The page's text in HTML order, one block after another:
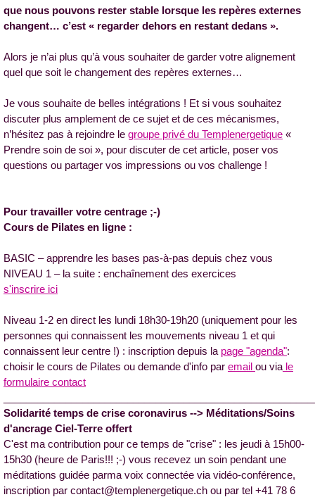
que nous pouvons rester stable lorsque les repères externes
changent… c’est « regarder dehors en restant dedans ».
Alors je n’ai plus qu’à vous souhaiter de garder votre alignement
quel que soit le changement des repères externes…
Je vous souhaite de belles intégrations ! Et si vous souhaitez
discuter plus amplement de ce sujet et de ces mécanismes,
n’hésitez pas à rejoindre le groupe privé du Templenergetique «
Prendre soin de soi », pour discuter de cet article, poser vos
questions ou partager vos impressions ou vos challenge !
Pour travailler votre centrage ;-)
Cours de Pilates en ligne :
BASIC – apprendre les bases pas-à-pas depuis chez vous
NIVEAU 1 – la suite : enchaînement des exercices
s'inscrire ici
Niveau 1-2 en direct les lundi 18h30-19h20 (uniquement pour les
personnes qui connaissent les mouvements niveau 1 et qui
connaissent leur centre !) : inscription depuis la page "agenda":
choisir le cours de Pilates ou demande d'info par email ou via le
formulaire contact
Solidarité temps de crise coronavirus --> Méditations/Soins
d'ancrage Ciel-Terre offert
C'est ma contribution pour ce temps de "crise" : les jeudi à 15h00-
15h30 (heure de Paris!!! ;-) vous recevez un soin pendant une
méditations guidée parma voix connectée via vidéo-conférence,
inscription par contact@templenergetique.ch ou par tel +41 78 6